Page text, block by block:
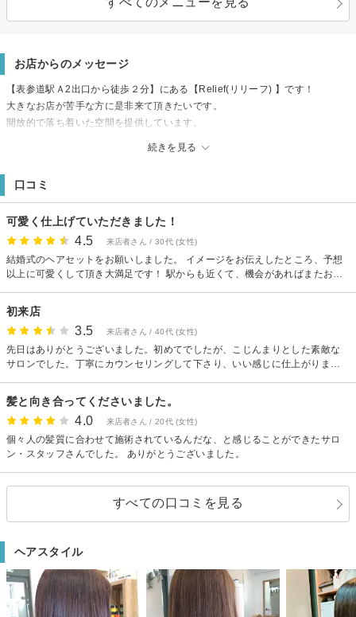
お店からのメッセージ
続きを見る
【表参道駅Ａ2出口から徒歩２分】にある【Relief(リリーフ) 】です！
大きなお店が苦手な方に是非来て頂きたいです。
開放的で落ち着いた空間を提供しています。
丁寧にマンツーマンで対応させて頂きます！お気軽にお越し下さい。
口コミ
可愛く仕上げていただきました！
4.5 来店者さん / 30代 (女性)
結婚式のヘアセットをお願いしました。 イメージをお伝えしたところ、予想
以上に可愛くして頂き大満足です！ 駅からも近くて、機会があればまたお願
初来店
3.5 来店者さん / 40代 (女性)
先日はありがとうございました。初めてでしたが、こじんまりとした素敵な
サロンでした。丁寧にカウンセリングして下さり、いい感じに仕上がりまし
安心です。 こんなに放置でいいのかな？と少し不安になったので…。 全体的
には満足です。 また 利用させていただきます。
髪と向き合ってくださいました。
4.0 来店者さん / 20代 (女性)
個々人の髪質に合わせて施術されているんだな、と感じることができたサロ
ン・スタッフさんでした。 ありがとうございました。
すべての口コミを見る
ヘアスタイル